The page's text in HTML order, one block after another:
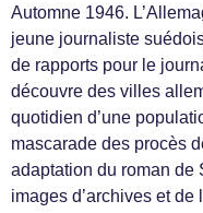
Automne 1946.
jeune journaliste
de rapports pour le
découvre des villes
quotidien d’une
mascarade des procès
adaptation du roman de
images d’archives et de